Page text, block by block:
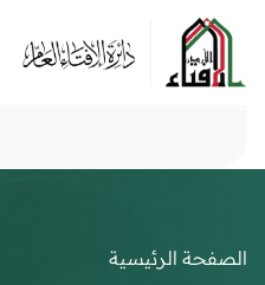
الصفحة الرئيسية